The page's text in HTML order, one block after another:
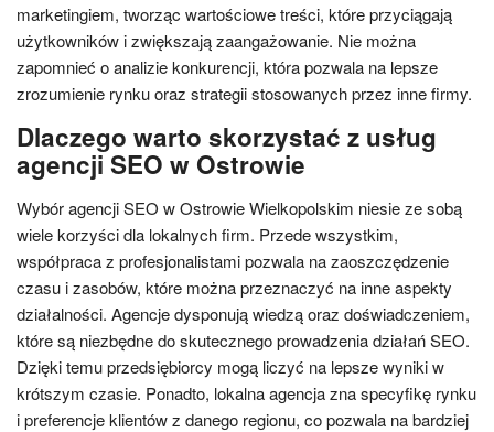
marketingiem, tworząc wartościowe treści, które przyciągają
użytkowników i zwiększają zaangażowanie. Nie można
zapomnieć o analizie konkurencji, która pozwala na lepsze
zrozumienie rynku oraz strategii stosowanych przez inne firmy.
Dlaczego warto skorzystać z usług
agencji SEO w Ostrowie
Wybór agencji SEO w Ostrowie Wielkopolskim niesie ze sobą
wiele korzyści dla lokalnych firm. Przede wszystkim,
współpraca z profesjonalistami pozwala na zaoszczędzenie
czasu i zasobów, które można przeznaczyć na inne aspekty
działalności. Agencje dysponują wiedzą oraz doświadczeniem,
które są niezbędne do skutecznego prowadzenia działań SEO.
Dzięki temu przedsiębiorcy mogą liczyć na lepsze wyniki w
krótszym czasie. Ponadto, lokalna agencja zna specyfikę rynku
i preferencje klientów z danego regionu, co pozwala na bardziej